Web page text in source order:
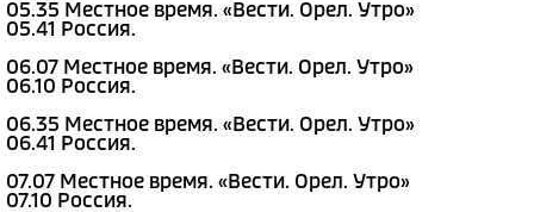
05.35 Местное время. «Вести. Орел. Утро»
05.41 Россия.
06.07 Местное время. «Вести. Орел. Утро»
06.10 Россия.
06.35 Местное время. «Вести. Орел. Утро»
06.41 Россия.
07.07 Местное время. «Вести. Орел. Утро»
07.10 Россия.